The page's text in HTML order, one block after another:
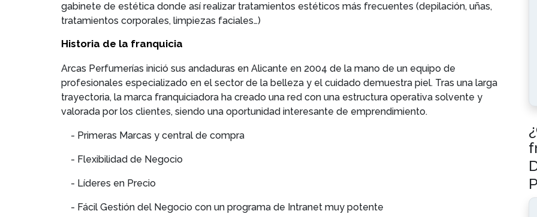
gabinete de estética donde así realizar tratamientos estéticos más frecuentes (depilación, uñas,
tratamientos corporales, limpiezas faciales…)
Historia de la franquicia
Arcas Perfumerías inició sus andaduras en Alicante en 2004 de la mano de un equipo de
profesionales especializado en el sector de la belleza y el cuidado demuestra piel. Tras una larga
trayectoria, la marca franquiciadora ha creado una red con una estructura operativa solvente y
valorada por los clientes, siendo una oportunidad interesante de emprendimiento.
- Primeras Marcas y central de compra
- Flexibilidad de Negocio
- Líderes en Precio
- Fácil Gestión del Negocio con un programa de Intranet muy potente